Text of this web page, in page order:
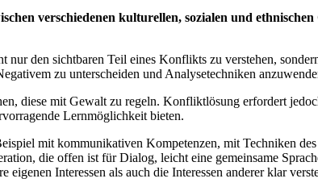
verschiedenen kulturellen, sozialen und
den sichtbaren Teil eines Konflikts zu verstehen,
zu unterscheiden und Analysetechniken
diese mit Gewalt zu regeln. Konfliktlösung erfordert
Lernmöglichkeit bieten.
mit kommunikativen Kompetenzen, mit Techniken
die offen ist für Dialog, leicht eine gemeinsame
Interessen als auch die Interessen anderer klar